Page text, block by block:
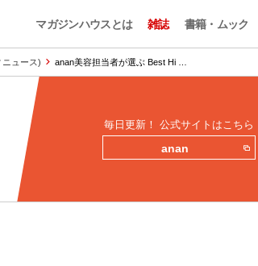
マガジンハウスとは 雑誌 書籍・ムック
ニュース) anan美容担当者が選ぶ Best Hi …
毎日更新！ 公式サイトはこちら
anan